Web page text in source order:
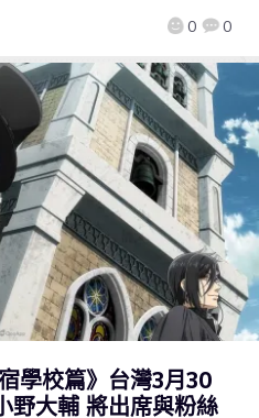
0 0
學校篇》台灣3月30
大輔 將出席與粉絲